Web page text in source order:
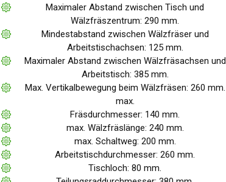
Maximaler Abstand zwischen Tisch und
Wälzfräszentrum: 290 mm.
Mindestabstand zwischen Wälzfräser und
Arbeitstischachsen: 125 mm.
Maximaler Abstand zwischen Wälzfräsachsen und
Arbeitstisch: 385 mm.
Max. Vertikalbewegung beim Wälzfräsen: 260 mm.
max.
Fräsdurchmesser: 140 mm.
max. Wälzfräslänge: 240 mm.
max. Schaltweg: 200 mm.
Arbeitstischdurchmesser: 260 mm.
Tischloch: 80 mm.